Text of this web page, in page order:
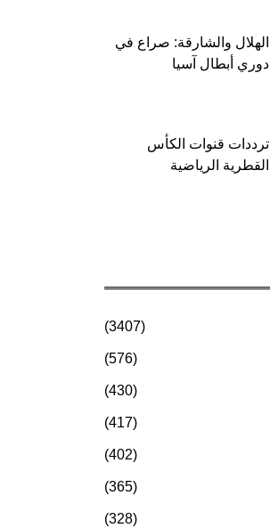
الهلال والشارقة: صراع في
دوري أبطال آسيا
ترددات قنوات الكأس
القطرية الرياضية
(3407)
(576)
(430)
(417)
(402)
(365)
(328)